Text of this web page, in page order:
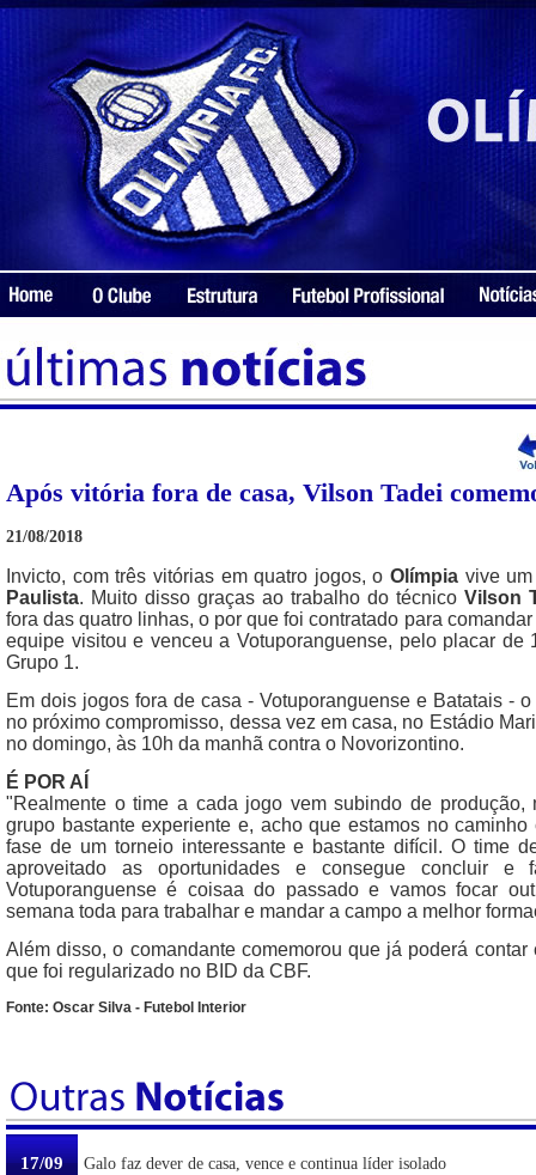
Após vitória fora de casa, Vilson Tadei
21/08/2018
Invicto, com três vitórias em quatro jogos, o Olímpia vive
Paulista. Muito disso graças ao trabalho do técnico Vilson
fora das quatro linhas, o por que foi contratado para
equipe visitou e venceu a Votuporanguense, pelo placar
Grupo 1.
Em dois jogos fora de casa - Votuporanguense e Batatais -
no próximo compromisso, dessa vez em casa, no Estádio
no domingo, às 10h da manhã contra o Novorizontino.
É POR AÍ
"Realmente o time a cada jogo vem subindo de
grupo bastante experiente e, acho que estamos no
fase de um torneio interessante e bastante difícil. O time
aproveitado as oportunidades e consegue concluir
Votuporanguense é coisaa do passado e vamos focar
semana toda para trabalhar e mandar a campo a melhor
Além disso, o comandante comemorou que já poderá
que foi regularizado no BID da CBF.
Fonte: Oscar Silva - Futebol Interior
17/09 Galo faz dever de casa, vence e continua líder isolado